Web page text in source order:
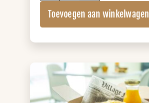
(+
Toevoegen aan winkelwagen